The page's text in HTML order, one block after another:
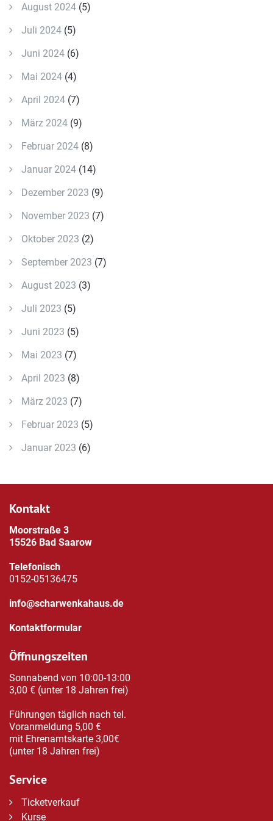
August 2024 (5)
Juli 2024 (5)
Juni 2024 (6)
Mai 2024 (4)
April 2024 (7)
März 2024 (9)
Februar 2024 (8)
Januar 2024 (14)
Dezember 2023 (9)
November 2023 (7)
Oktober 2023 (2)
September 2023 (7)
August 2023 (3)
Juli 2023 (5)
Juni 2023 (5)
Mai 2023 (7)
April 2023 (8)
März 2023 (7)
Februar 2023 (5)
Januar 2023 (6)
Kontakt
Moorstraße 3
15526 Bad Saarow
Telefonisch
0152-05136475
info@scharwenkahaus.de
Kontaktformular
Öffnungszeiten
Sonnabend von 10:00-13:00
3,00 € (unter 18 Jahren frei)
Führungen täglich nach tel.
Voranmeldung 5,00 €
mit Ehrenamtskarte 3,00€
(unter 18 Jahren frei)
Service
Ticketverkauf
Kurse